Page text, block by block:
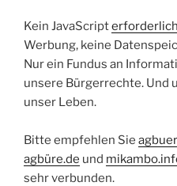
Kein JavaScripterforderlich
Werbung, keine
Nur ein Fundus an
unsere Bürgerrechte. Und
unser Leben.
Bitte empfehlen Sie
agbüre.de und
sehr verbunden.